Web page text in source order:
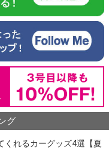
グ
くれるカーグッズ4選【夏